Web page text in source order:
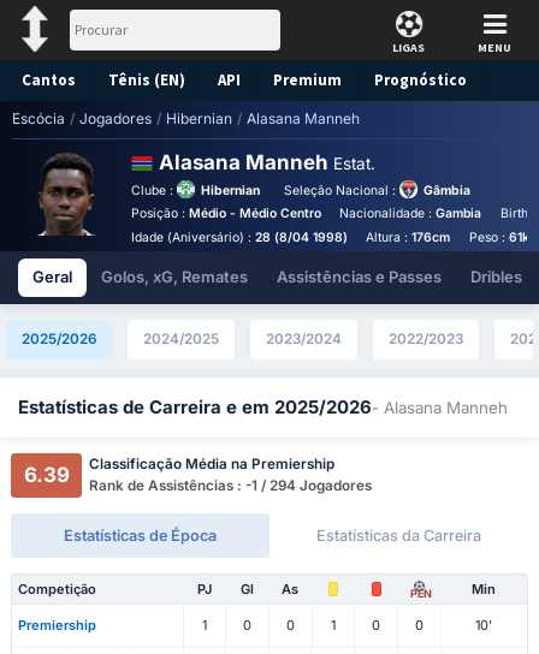
LIGAS MENU
Cantos Tênis (EN) API Premium Prognóstico
Escócia / Jogadores / Hibernian / Alasana Manneh
Alasana Manneh Estat.
Clube : Hibernian Seleção Nacional :
Gâmbia
Posição : Médio - Médio Centro Nacionalidade :Gambia
Idade (Aniversário) : 28 (8/04 1998) Altura :176cm Peso : 61kg
Geral Golos, xG, Remates Assistências e Passes Dribles
2025/2026 2024/2025 2023/2024 2022/2023
Estatísticas de Carreira e em 2025/2026- Alasana Manneh
6.39
Classificação Média na Premiership
Rank de Assistências : -1 / 294 Jogadores
Estatísticas de Época Estatísticas da Carreira
Competição PJ Gl As PEN Min
Premiership 1 0 0 1 0 0 10'